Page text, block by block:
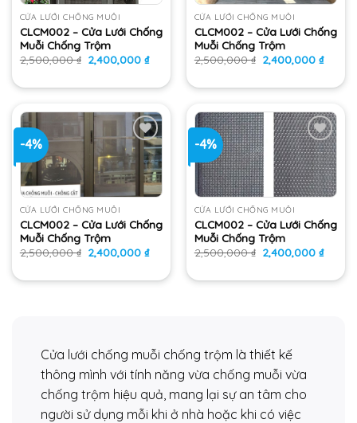
CỬA LƯỚI CHỐNG MUỖI
CLCM002 – Cửa Lưới Chống
Muỗi Chống Trộm
2,500,000₫ Giá
gốc
2,500,000 ₫.
2,400,000 ₫Giá
là:
CỬA LƯỚI CHỐNG MUỖI
CLCM002 – Cửa Lưới Chống
Muỗi Chống Trộm
2,500,000₫ Giá
gốc
2,500,000 ₫.
2,400,000 ₫Giá
là:
-4%
Add
wishlist
CỬA LƯỚI CHỐNG MUỖI
CLCM002 – Cửa Lưới Chống
Muỗi Chống Trộm
2,500,000₫ Giá
gốc
2,500,000 ₫.
2,400,000 ₫Giá
là:
-4%
Add
to
wishlist
CỬA LƯỚI CHỐNG MUỖI
CLCM002 – Cửa Lưới Chống
Muỗi Chống Trộm
2,500,000₫ Giá
gốc
2,500,000 ₫.
2,400,000 ₫Giá
là:
Cửa lưới chống muỗi chống trộm là thiết kế
thông mình với tính năng vừa chống muỗi vừa
chống trộm hiệu quả, mang lại sự an tâm cho
người sử dụng mỗi khi ở nhà hoặc khi có việc